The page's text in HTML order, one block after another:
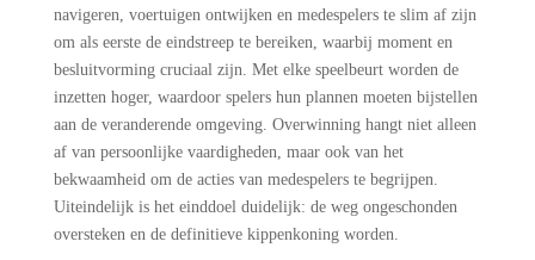
navigeren, voertuigen ontwijken en medespelers te slim af zijn
om als eerste de eindstreep te bereiken, waarbij moment en
besluitvorming cruciaal zijn. Met elke speelbeurt worden de
inzetten hoger, waardoor spelers hun plannen moeten bijstellen
aan de veranderende omgeving. Overwinning hangt niet alleen
af van persoonlijke vaardigheden, maar ook van het
bekwaamheid om de acties van medespelers te begrijpen.
Uiteindelijk is het einddoel duidelijk: de weg ongeschonden
oversteken en de definitieve kippenkoning worden.